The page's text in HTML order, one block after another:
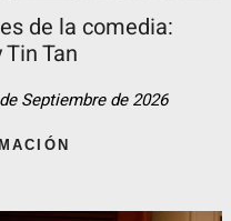
de la comedia:
Tan​
Septiembre de 2026